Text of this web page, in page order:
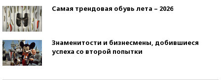
Самая трендовая обувь лета – 2026
Знаменитости и бизнесмены, добившиеся
успеха со второй попытки